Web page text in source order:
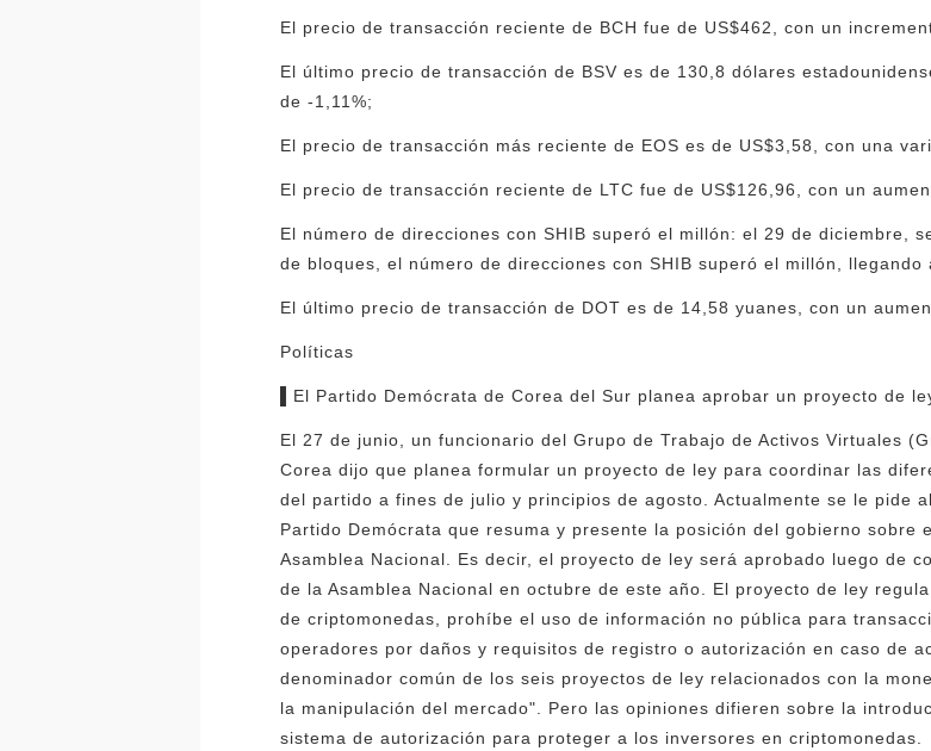
El precio de transacción reciente de BCH fue de US$462, con un
El último precio de transacción de BSV es de 130,8 dólares
de -1,11%;
El precio de transacción más reciente de EOS es de US$3,58, con una
El precio de transacción reciente de LTC fue de US$126,96, con un
El número de direcciones con SHIB superó el millón: el 29 de diciembre,
de bloques, el número de direcciones con SHIB superó el millón,
El último precio de transacción de DOT es de 14,58 yuanes, con un
Políticas
▌El Partido Demócrata de Corea del Sur planea aprobar un proyecto de
El 27 de junio, un funcionario del Grupo de Trabajo de Activos Virtuales
Corea dijo que planea formular un proyecto de ley para coordinar las
del partido a fines de julio y principios de agosto. Actualmente se le pide
Partido Demócrata que resuma y presente la posición del gobierno sobre
Asamblea Nacional. Es decir, el proyecto de ley será aprobado luego de
de la Asamblea Nacional en octubre de este año. El proyecto de ley
de criptomonedas, prohíbe el uso de información no pública para
operadores por daños y requisitos de registro o autorización en caso de
denominador común de los seis proyectos de ley relacionados con la
la manipulación del mercado". Pero las opiniones difieren sobre la
sistema de autorización para proteger a los inversores en criptomonedas.